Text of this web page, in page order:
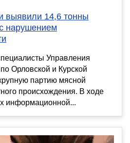
выявили 14,6 тонны
нарушением
Управления
Орловской и Курской
партию мясной
происхождения. В ходе
информационной...